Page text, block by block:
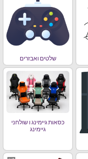
שלטים ואבזרים
כסאות גיימינג ו שולחני
גיימינג